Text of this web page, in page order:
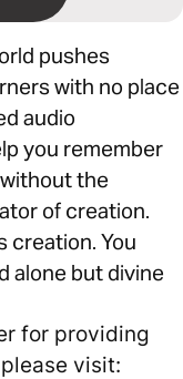
pushes
with no place
audio
you remember
the
of creation.
creation. You
alone but divine
for providing
visit: